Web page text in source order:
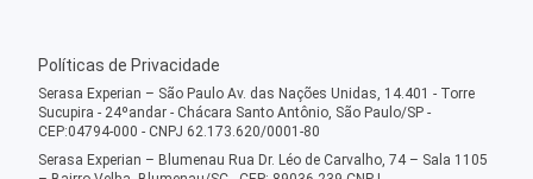
Políticas de Privacidade
Serasa Experian – São Paulo Av. das Nações Unidas, 14.401 - Torre
Sucupira - 24ºandar - Chácara Santo Antônio, São Paulo/SP -
CEP:04794-000 - CNPJ 62.173.620/0001-80
Serasa Experian – Blumenau Rua Dr. Léo de Carvalho, 74 – Sala 1105